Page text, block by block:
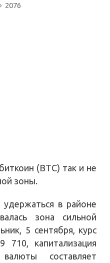
2076
(BTC) так и не
зоны.
в районе
зона сильной
5 сентября, курс
710, капитализация
составляет